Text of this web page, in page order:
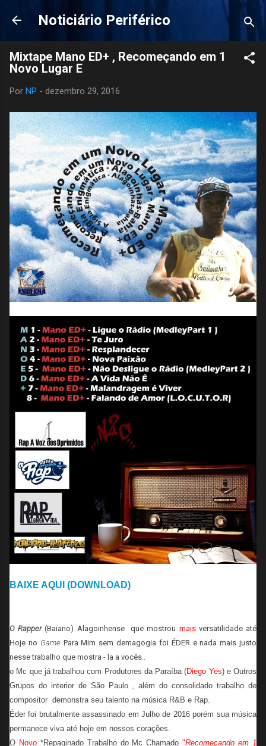
Pular para o conteúdo principal
Noticiário Periférico
Mixtape Mano ED+ , Recomeçando em 1
Novo Lugar E
Por NP - dezembro 29, 2016
BAIXE AQUI (DOWNLOAD)
O Rapper(Baiano) Alagoinhense que mostrou maisversatilidade até
Hoje no Game Para Mim sem demagogia foi ÉDER e nada mais justo
nesse trabalho que mostra - la a vocês..
o Mc que já trabalhou com Produtores da Paraíba (Diego Yes) e Outros
Grupos do interior de São Paulo , além do consolidado trabalho de
compositor demonstra seu talento na música R&B e Rap.
Éder foi brutalmente assassinado em Julho de 2016 porém sua música
permanece viva até hoje em nossos corações.
O Novo*Repaginado Trabalho do Mc Chamado"Recomeçando em 1